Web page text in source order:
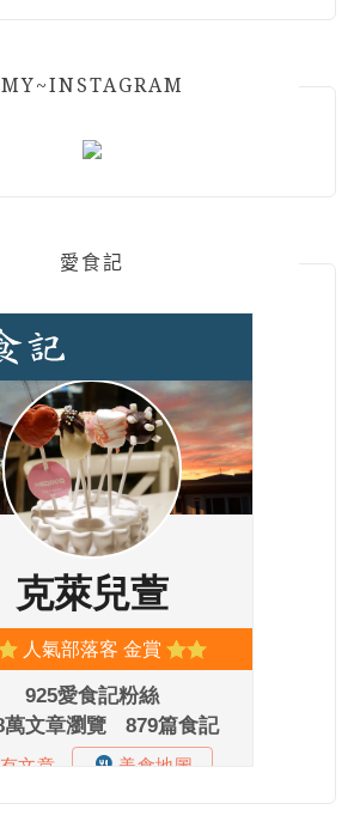
MY~INSTAGRAM
愛食記